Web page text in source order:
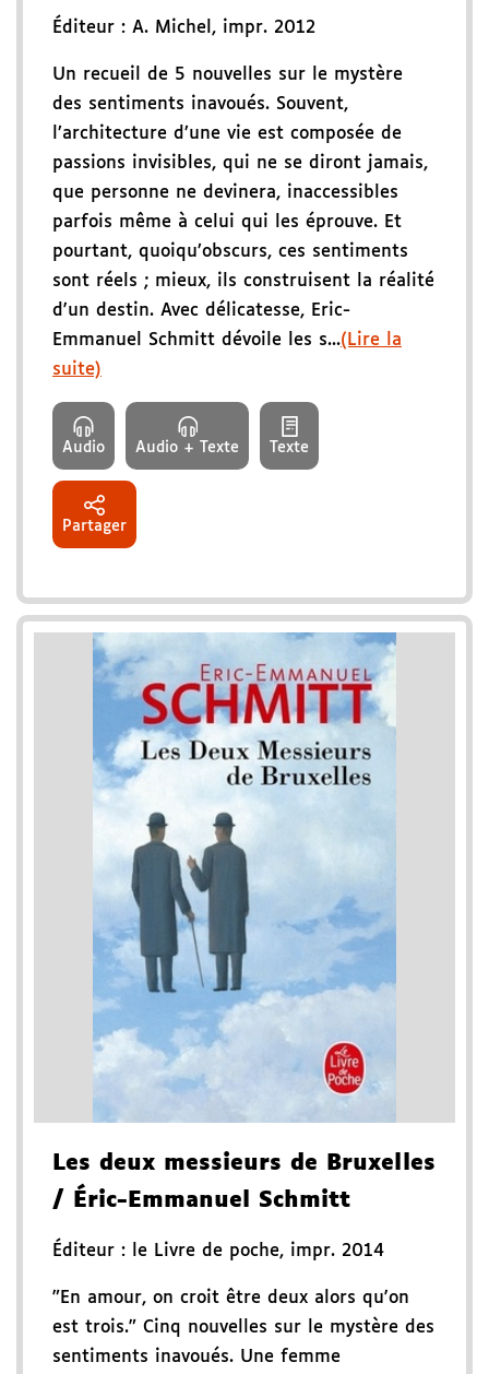
Éditeur : A. Michel , impr. 2012
Un recueil de 5 nouvelles sur le mystère
des sentiments inavoués. Souvent,
l’architecture d’une vie est composée de
passions invisibles, qui ne se diront jamais,
que personne ne devinera, inaccessibles
parfois même à celui qui les éprouve. Et
pourtant, quoiqu’obscurs, ces sentiments
sont réels ; mieux, ils construisent la réalité
d'un destin. Avec délicatesse, Eric-
Emmanuel Schmitt dévoile les s...(Lire la
suite)
Audio Audio + Texte Texte
Partager
Les deux messieurs de Bruxelles
/ Éric-Emmanuel Schmitt
Éditeur : le Livre de poche, impr. 2014
"En amour, on croit être deux alors qu'on
est trois." Cinq nouvelles sur le mystère des
sentiments inavoués. Une femme